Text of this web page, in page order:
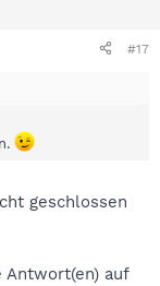
#17
geschlossen
Antwort(en) auf